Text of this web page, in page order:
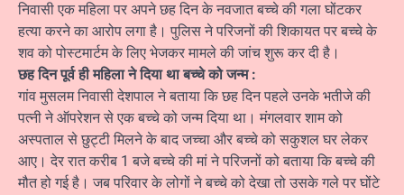
निवासी एक महिला पर अपने छह दिन के नवजात बच्चे की गला घोंटकर
हत्या करने का आरोप लगा है। पुलिस ने परिजनों की शिकायत पर बच्चे के
शव को पोस्टमार्टम के लिए भेजकर मामले की जांच शुरू कर दी है।
छह दिन पूर्व ही महिला ने दिया था बच्चे को जन्म :
गांव मुसलम निवासी देशपाल ने बताया कि छह दिन पहले उनके भतीजे की
पत्नी ने ऑपरेशन से एक बच्चे को जन्म दिया था। मंगलवार शाम को
अस्पताल से छुट्टी मिलने के बाद जच्चा और बच्चे को सकुशल घर लेकर
आए। देर रात करीब 1 बजे बच्चे की मां ने परिजनों को बताया कि बच्चे की
मौत हो गई है। जब परिवार के लोगों ने बच्चे को देखा तो उसके गले पर घोंटे